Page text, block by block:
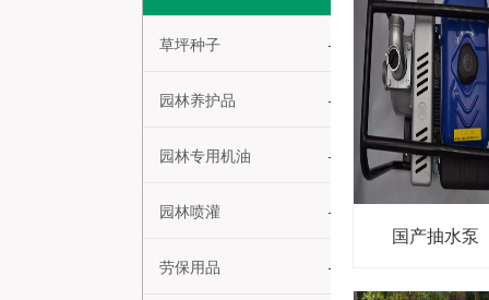
草坪种子
园林养护品
园林专用机油
园林喷灌
劳保用品
国产抽水泵